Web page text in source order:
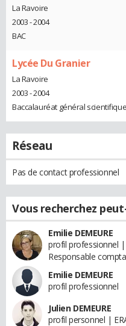
La Ravoire
2003 - 2004
BAC
Lycée Du Granier
La Ravoire
2003 - 2004
Baccalauréat général scientifique
Réseau
Pas de contact professionnel
Vous recherchez
Emilie DEMEURE
profil professionnel |
Responsable
Emilie DEMEURE
profil professionnel
Julien DEMEURE
profil personnel |